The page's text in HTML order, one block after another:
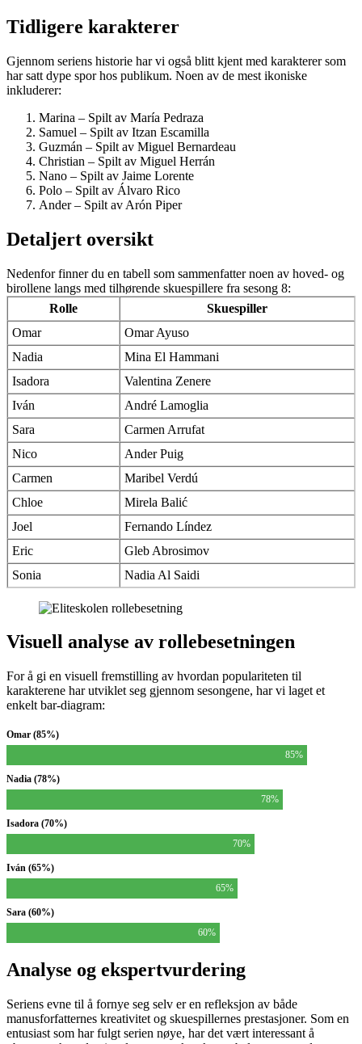
Tidligere karakterer
Gjennom seriens historie har vi også blitt kjent med karakterer som
har satt dype spor hos publikum. Noen av de mest ikoniske
inkluderer:
Marina – Spilt av María Pedraza
Samuel – Spilt av Itzan Escamilla
Guzmán – Spilt av Miguel Bernardeau
Christian – Spilt av Miguel Herrán
Nano – Spilt av Jaime Lorente
Polo – Spilt av Álvaro Rico
Ander – Spilt av Arón Piper
Detaljert oversikt
Nedenfor finner du en tabell som sammenfatter noen av hoved- og
birollene langs med tilhørende skuespillere fra sesong 8:
Rolle
Skuespiller
Omar
Omar Ayuso
Nadia
Mina El Hammani
Isadora
Valentina Zenere
Iván
André Lamoglia
Sara
Carmen Arrufat
Nico
Ander Puig
Carmen
Maribel Verdú
Chloe
Mirela Balić
Joel
Fernando Líndez
Eric
Gleb Abrosimov
Sonia
Nadia Al Saidi
Visuell analyse av rollebesetningen
For å gi en visuell fremstilling av hvordan populariteten til
karakterene har utviklet seg gjennom sesongene, har vi laget et
enkelt bar-diagram:
Omar (85%)
85%
Nadia (78%)
78%
Isadora (70%)
70%
Iván (65%)
65%
Sara (60%)
60%
Analyse og ekspertvurdering
Seriens evne til å fornye seg selv er en refleksjon av både
manusforfatternes kreativitet og skuespillernes prestasjoner. Som en
entusiast som har fulgt serien nøye, har det vært interessant å